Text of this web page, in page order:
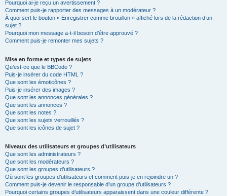
Pourquoi ai-je reçu un avertissement ?
Comment puis-je rapporter des messages à un modérateur ?
À quoi sert le bouton « Enregistrer comme brouillon » affiché lors de la rédaction d’un
sujet ?
Pourquoi mon message a-t-il besoin d’être approuvé ?
Comment puis-je remonter mes sujets ?
Mise en forme et types de sujets
Qu’est-ce que le BBCode ?
Puis-je insérer du code HTML ?
Que sont les émoticônes ?
Puis-je insérer des images ?
Que sont les annonces générales ?
Que sont les annonces ?
Que sont les notes ?
Que sont les sujets verrouillés ?
Que sont les icônes de sujet ?
Niveaux des utilisateurs et groupes d’utilisateurs
Que sont les administrateurs ?
Que sont les modérateurs ?
Que sont les groupes d’utilisateurs ?
Où sont les groupes d’utilisateurs et comment puis-je en rejoindre un ?
Comment puis-je devenir le responsable d’un groupe d’utilisateurs ?
Pourquoi certains groupes d’utilisateurs apparaissent dans une couleur différente ?